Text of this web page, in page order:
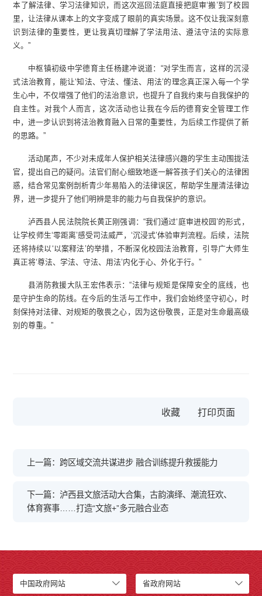
本了解法律、学习法律知识，而这次巡回法庭直接把庭审‘搬’到了校园
里，让法律从课本上的文字变成了眼前的真实场景。这不仅让我深刻意
识到法律的重要性，更让我真切理解了学法用法、遵法守法的实际意
义。”
中枢镇初级中学德育主任杨建冲说道：“对学生而言，这样的沉浸
式法治教育，能让‘知法、守法、懂法、用法’的理念真正深入每一个学
生心中，不仅增强了他们的法治意识，也提升了自我约束与自我保护的
自主性。对我个人而言，这次活动也让我在今后的德育安全管理工作
中，进一步认识到将法治教育融入日常的重要性，为后续工作提供了新
的思路。”
活动尾声，不少对未成年人保护相关法律感兴趣的学生主动围拢法
官，提出自己的疑问。法官们耐心细致地逐一解答孩子们关心的法律困
惑，结合常见案例剖析青少年易陷入的法律误区，帮助学生厘清法律边
界，进一步提升了他们明辨是非的能力与自我保护的意识。
泸西县人民法院院长黄正刚强调：“我们通过‘庭审进校园’的形式，
让学校师生‘零距离’感受司法威严，‘沉浸式’体验审判流程。后续，法院
还将持续以‘以案释法’的举措，不断深化校园法治教育，引导广大师生
真正将‘尊法、学法、守法、用法’内化于心、外化于行。”
县消防救援大队王宏伟表示：“法律与规矩是保障安全的底线，也
是守护生命的防线。在今后的生活与工作中，我们会始终坚守初心，时
刻保持对法律、对规矩的敬畏之心，因为这份敬畏，正是对生命最高级
别的尊重。”
收藏
上一篇：跨区域交流共谋进步 融合训练提升救援能力
下一篇：泸西县文旅活动大合集，古韵演绎、潮流狂欢、
体育赛事……打造“文旅+”多元融合业态
中国政府网站 省政府网站